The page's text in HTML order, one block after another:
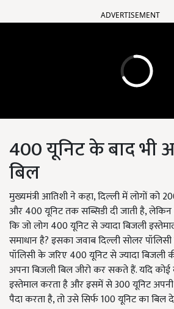
ADVERTISEMENT
400 यूनिट के बाद भी
बिल
मुख्यमंत्री आतिशी ने कहा, दिल्ली में लोगों को
और 400 यूनिट तक सब्सिडी दी जाती है,
कि जो लोग 400 यूनिट से ज्यादा बिजली
समाधान है? इसका जवाब दिल्ली सोलर
पॉलिसी के जरिए 400 यूनिट से ज्यादा
अपना बिजली बिल जीरो कर सकते हैं. यदि कोई
इस्तेमाल करता है और इसमें से 300 यूनिट
पैदा करता है, तो उसे सिर्फ 100 यूनिट का बिल